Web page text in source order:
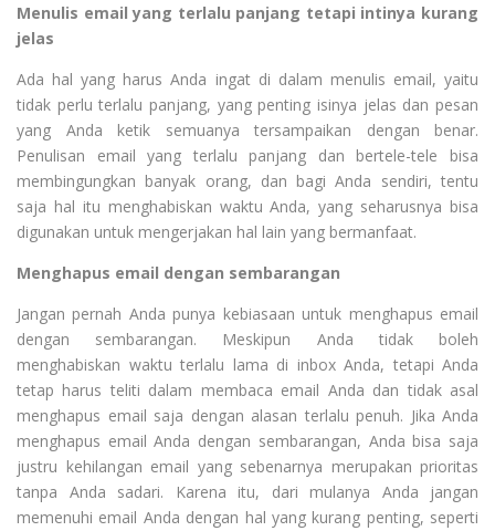
Menulis email yang terlalu panjang tetapi intinya kurang
jelas
Ada hal yang harus Anda ingat di dalam menulis email, yaitu
tidak perlu terlalu panjang, yang penting isinya jelas dan pesan
yang Anda ketik semuanya tersampaikan dengan benar.
Penulisan email yang terlalu panjang dan bertele-tele bisa
membingungkan banyak orang, dan bagi Anda sendiri, tentu
saja hal itu menghabiskan waktu Anda, yang seharusnya bisa
digunakan untuk mengerjakan hal lain yang bermanfaat.
Menghapus email dengan sembarangan
Jangan pernah Anda punya kebiasaan untuk menghapus email
dengan sembarangan. Meskipun Anda tidak boleh
menghabiskan waktu terlalu lama di inbox Anda, tetapi Anda
tetap harus teliti dalam membaca email Anda dan tidak asal
menghapus email saja dengan alasan terlalu penuh. Jika Anda
menghapus email Anda dengan sembarangan, Anda bisa saja
justru kehilangan email yang sebenarnya merupakan prioritas
tanpa Anda sadari. Karena itu, dari mulanya Anda jangan
memenuhi email Anda dengan hal yang kurang penting, seperti